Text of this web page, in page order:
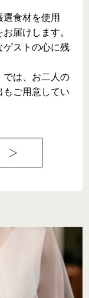
食材を使用
届けします。
ゲストの心に残
では、お二人の
もご用意してい